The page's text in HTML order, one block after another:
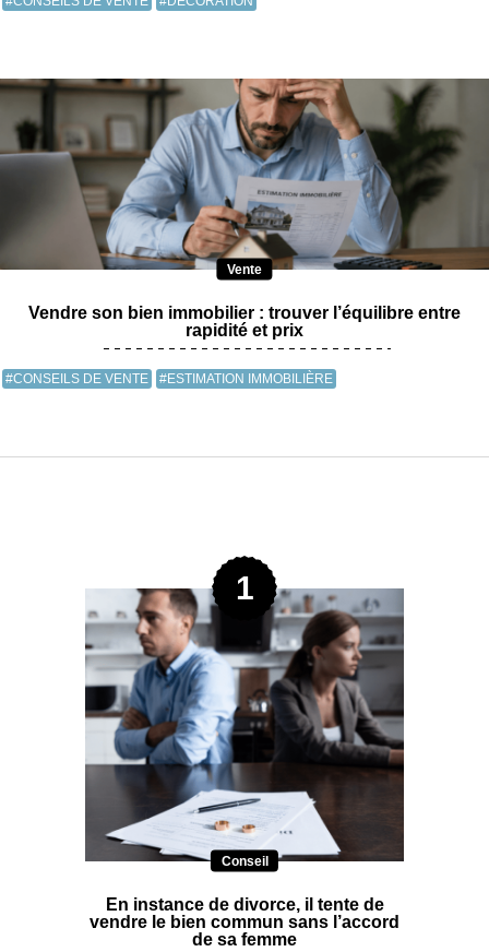
Vente
Vendre son bien immobilier : trouver l’équilibre entre
rapidité et prix
#CONSEILS DE VENTE #ESTIMATION IMMOBILIÈRE
Conseil
En instance de divorce, il tente de
vendre le bien commun sans l’accord
de sa femme